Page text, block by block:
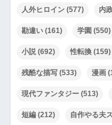
人外ヒロイン(577) 内
勘違い(161) 学園 (550)
小説(692) 性転換(159)
残酷な描写(533) 漫画
現代ファンタジー(513)
短編(212) 自作やる夫